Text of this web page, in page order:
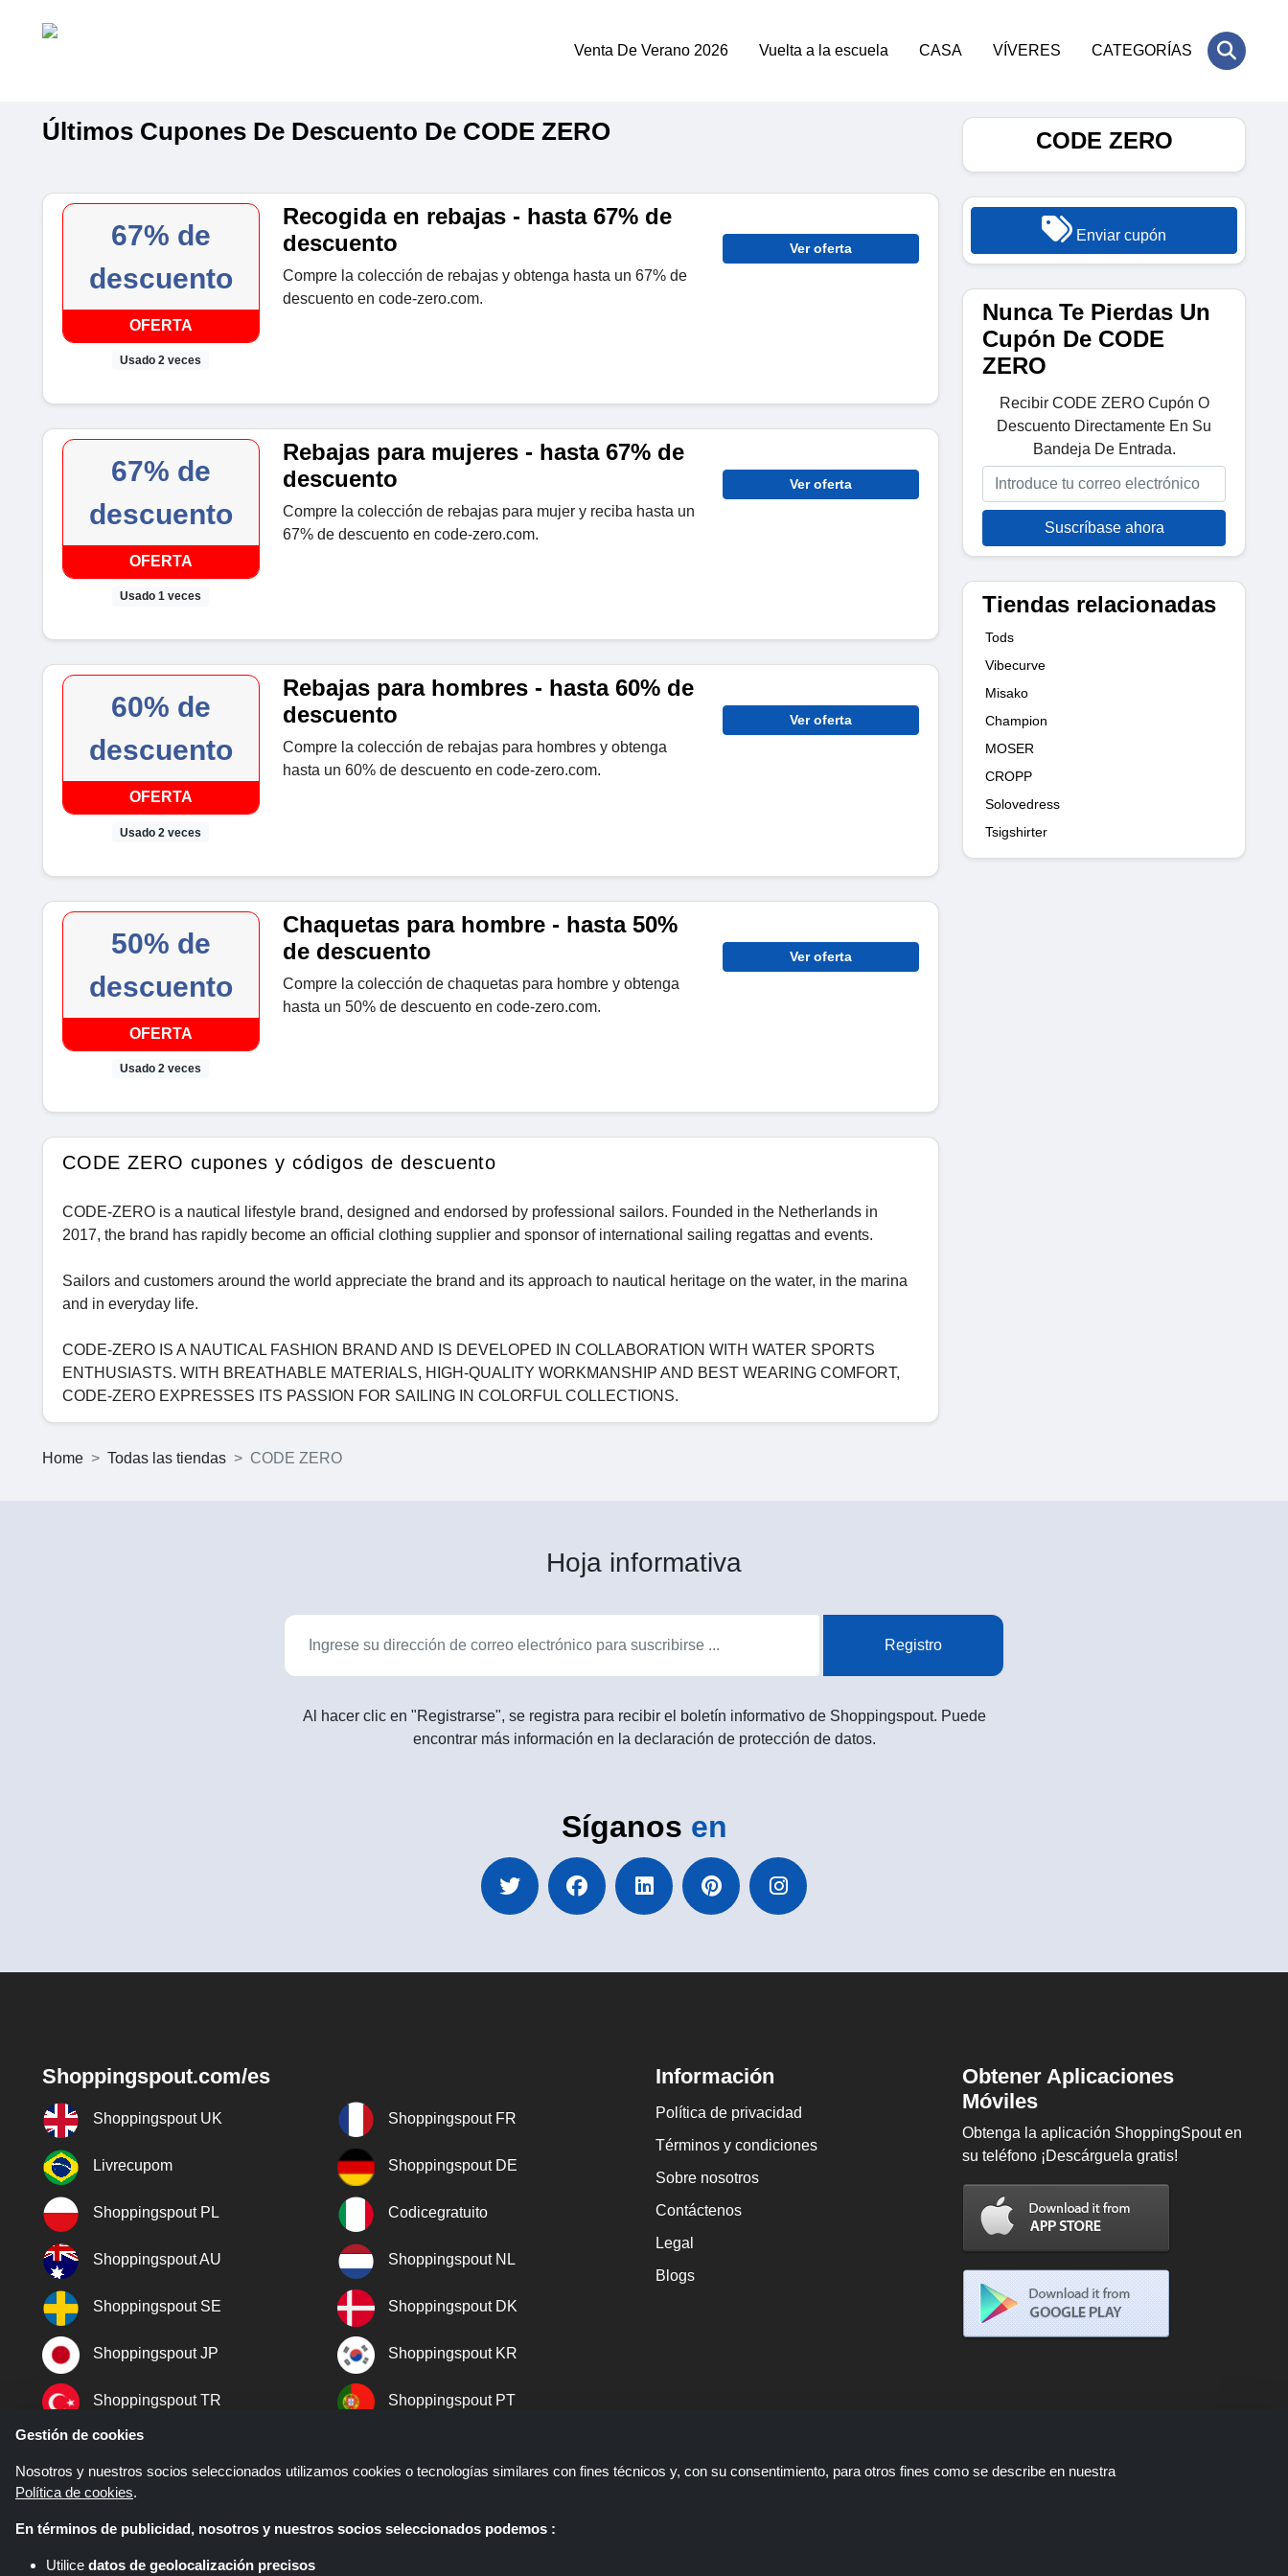
Venta De Verano 2026 Vuelta a la escuela CASA VÍVERES CATEGORÍAS
Últimos Cupones De Descuento De CODE ZERO
67% de
descuento
OFERTA
Usado 2 veces
Recogida en rebajas - hasta 67% de
descuento
Compre la colección de rebajas y obtenga hasta un 67% de
descuento en code-zero.com.
Ver oferta
67% de
descuento
OFERTA
Usado 1 veces
Rebajas para mujeres - hasta 67% de
descuento
Compre la colección de rebajas para mujer y reciba hasta un
67% de descuento en code-zero.com.
Ver oferta
60% de
descuento
OFERTA
Usado 2 veces
Rebajas para hombres - hasta 60% de
descuento
Compre la colección de rebajas para hombres y obtenga
hasta un 60% de descuento en code-zero.com.
Ver oferta
50% de
descuento
OFERTA
Usado 2 veces
Chaquetas para hombre - hasta 50%
de descuento
Compre la colección de chaquetas para hombre y obtenga
hasta un 50% de descuento en code-zero.com.
Ver oferta
CODE ZERO cupones y códigos de descuento
CODE-ZERO is a nautical lifestyle brand, designed and endorsed by professional sailors. Founded in the Netherlands in
2017, the brand has rapidly become an official clothing supplier and sponsor of international sailing regattas and events.
Sailors and customers around the world appreciate the brand and its approach to nautical heritage on the water, in the marina
and in everyday life.
CODE-ZERO IS A NAUTICAL FASHION BRAND AND IS DEVELOPED IN COLLABORATION WITH WATER SPORTS
ENTHUSIASTS. WITH BREATHABLE MATERIALS, HIGH-QUALITY WORKMANSHIP AND BEST WEARING COMFORT,
CODE-ZERO EXPRESSES ITS PASSION FOR SAILING IN COLORFUL COLLECTIONS.
CODE ZERO
Enviar cupón
Nunca Te Pierdas Un
Cupón De CODE
ZERO
Recibir CODE ZERO Cupón O
Descuento Directamente En Su
Bandeja De Entrada.
Suscríbase ahora
Tiendas relacionadas
Tods
Vibecurve
Misako
Champion
MOSER
CROPP
Solovedress
Tsigshirter
Home Todas las tiendas CODE ZERO
Hoja informativa
Registro
Al hacer clic en "Registrarse", se registra para recibir el boletín informativo de Shoppingspout. Puede
encontrar más información en la declaración de protección de datos.
Síganos en
Shoppingspout.com/es
Shoppingspout UK Shoppingspout FR
Livrecupom Shoppingspout DE
Shoppingspout PL Codicegratuito
Shoppingspout AU Shoppingspout NL
Shoppingspout SE Shoppingspout DK
Shoppingspout JP Shoppingspout KR
Shoppingspout TR Shoppingspout PT
Información
Política de privacidad
Términos y condiciones
Sobre nosotros
Contáctenos
Legal
Blogs
Obtener Aplicaciones
Móviles
Obtenga la aplicación ShoppingSpout en
su teléfono ¡Descárguela gratis!
Gestión de cookies
Nosotros y nuestros socios seleccionados utilizamos cookies o tecnologías similares con fines técnicos y, con su consentimiento, para otros fines como se describe en nuestra
Política de cookies.
En términos de publicidad, nosotros y nuestros socios seleccionados podemos :
Utilice datos de geolocalización precisos